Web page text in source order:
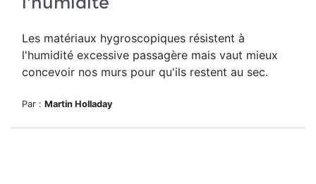
Les matériaux hygroscopiques résistent à
l'humidité excessive passagère mais vaut mieux
concevoir nos murs pour qu'ils restent au sec.
Par : Martin Holladay